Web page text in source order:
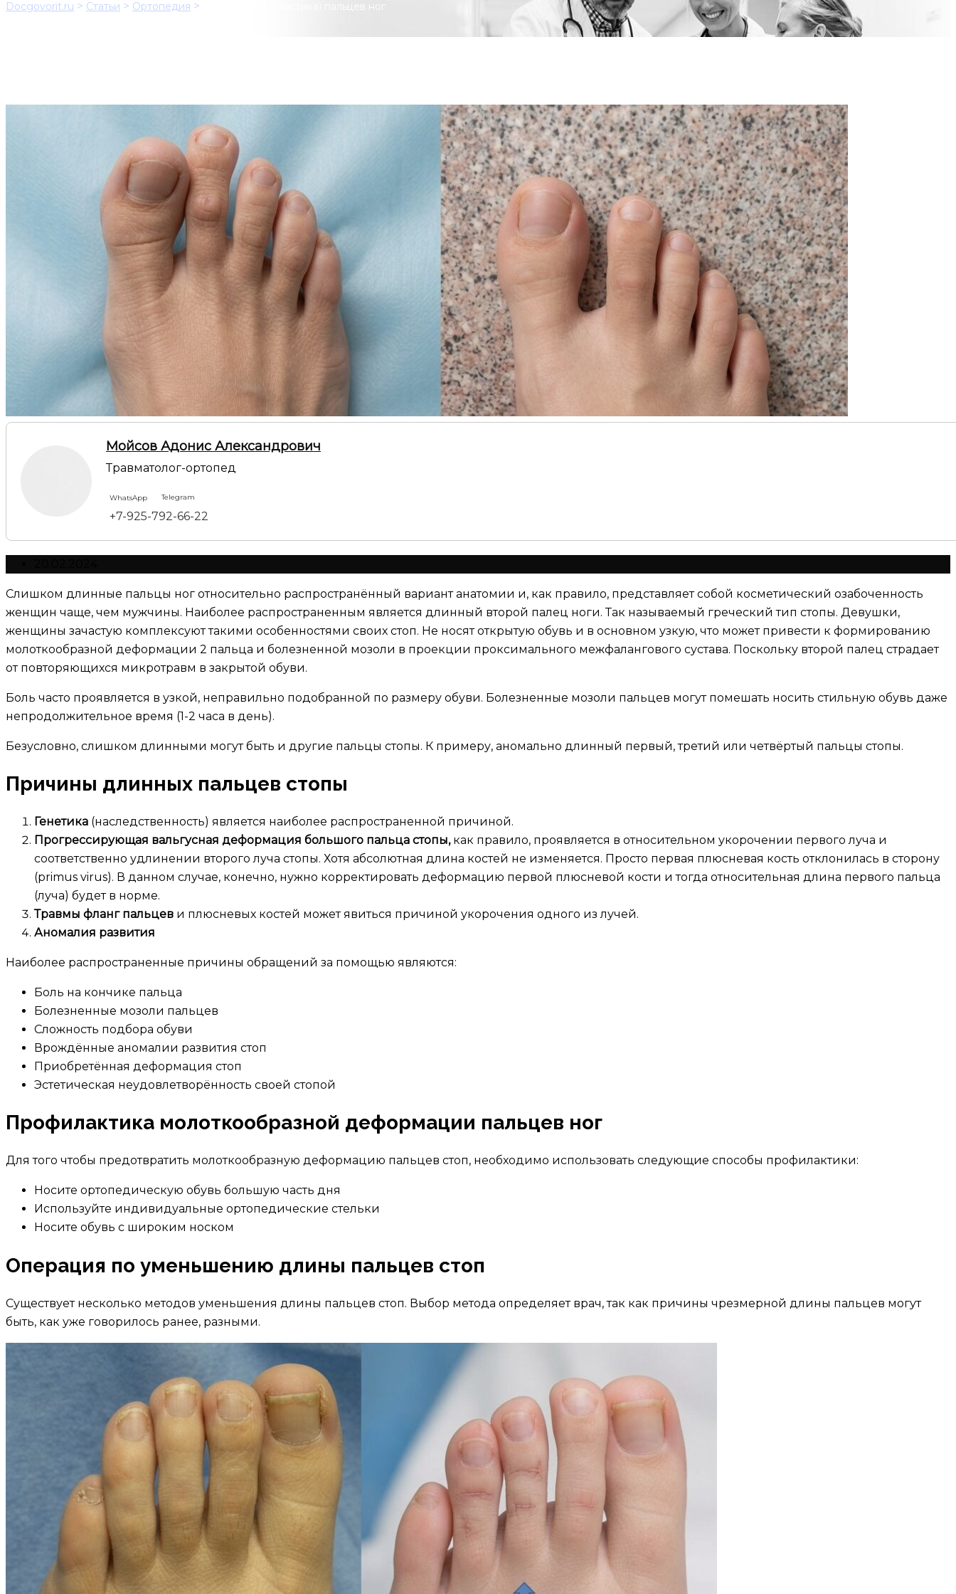
Docgovorit.ru > Статьи > Ортопедия > Укорочение (пластика) пальцев ног
Мойсов Адонис Александрович
Травматолог-ортопед
WhatsApp Telegram
+7-925-792-66-22
Слишком длинные пальцы ног относительно распространённый вариант анатомии и, как правило, представляет собой косметический озабоченность
женщин чаще, чем мужчины. Наиболее распространенным является длинный второй палец ноги. Так называемый греческий тип стопы. Девушки,
женщины зачастую комплексуют такими особенностями своих стоп. Не носят открытую обувь и в основном узкую, что может привести к формированию
молоткообразной деформации 2 пальца и болезненной мозоли в проекции проксимального межфалангового сустава. Поскольку второй палец страдает
от повторяющихся микротравм в закрытой обуви.
Боль часто проявляется в узкой, неправильно подобранной по размеру обуви. Болезненные мозоли пальцев могут помешать носить стильную обувь даже
непродолжительное время (1-2 часа в день).
Безусловно, слишком длинными могут быть и другие пальцы стопы. К примеру, аномально длинный первый, третий или четвёртый пальцы стопы.
Причины длинных пальцев стопы
Генетика (наследственность) является наиболее распространенной причиной.
Прогрессирующая вальгусная деформация большого пальца стопы,как правило, проявляется в относительном укорочении первого луча и
соответственно удлинении второго луча стопы. Хотя абсолютная длина костей не изменяется. Просто первая плюсневая кость отклонилась в сторону
(primus virus). В данном случае, конечно, нужно корректировать деформацию первой плюсневой кости и тогда относительная длина первого пальца
(луча) будет в норме.
Травмы фланг пальцев и плюсневых костей может явиться причиной укорочения одного из лучей.
Аномалия развития
Наиболее распространенные причины обращений за помощью являются:
Боль на кончике пальца
Болезненные мозоли пальцев
Сложность подбора обуви
Врождённые аномалии развития стоп
Приобретённая деформация стоп
Эстетическая неудовлетворённость своей стопой
Профилактика молоткообразной деформации пальцев ног
Для того чтобы предотвратить молоткообразную деформацию пальцев стоп, необходимо использовать следующие способы профилактики:
Носите ортопедическую обувь большую часть дня
Используйте индивидуальные ортопедические стельки
Носите обувь с широким носком
Операция по уменьшению длины пальцев стоп
Существует несколько методов уменьшения длины пальцев стоп. Выбор метода определяет врач, так как причины чрезмерной длины пальцев могут
быть, как уже говорилось ранее, разными.